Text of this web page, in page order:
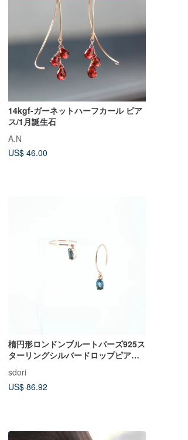
14kgf-ガーネットハーフカール ピア
ス/1月誕生石
A.N
US$ 46.00
楕円形ロンドンブルートパーズ925ス
ターリングシルバードロップピアス
ド)
sdori
US$ 86.92